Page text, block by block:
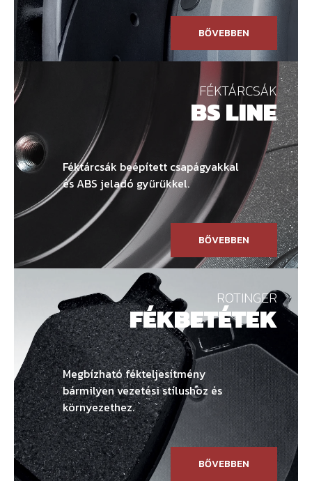
BŐVEBBEN
FÉKTÁRCSÁK
BS LINE
Féktárcsák beépített csapágyakkal
és ABS jeladó gyűrűkkel.
BŐVEBBEN
ROTINGER
FÉKBETÉTEK
Megbízható fékteljesítmény
bármilyen vezetési stílushoz és
környezethez.
BŐVEBBEN